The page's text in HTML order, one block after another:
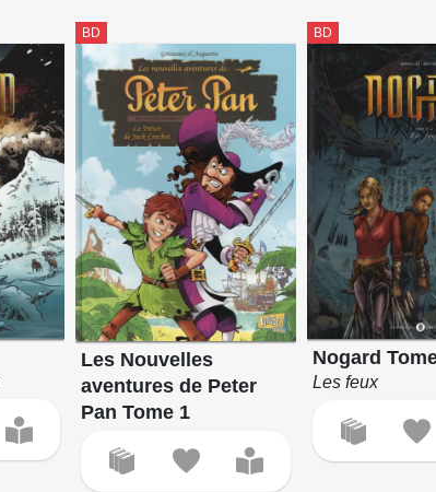
BD
Les Nouvelles
aventures de Peter
Pan Tome 1
BD
Nogard
Les feux